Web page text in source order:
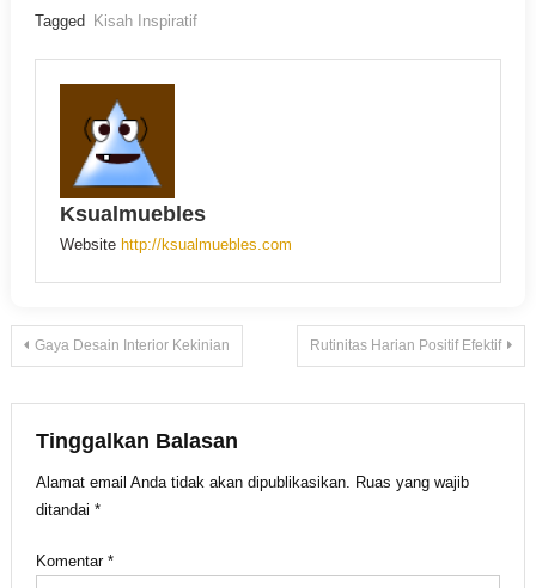
Tagged Kisah Inspiratif
Ksualmuebles
Website http://ksualmuebles.com
Navigasi
pos
Gaya Desain Interior Kekinian Rutinitas Harian Positif Efektif
Tinggalkan Balasan
Alamat email Anda tidak akan dipublikasikan.
Ruas yang wajib
ditandai *
Komentar *